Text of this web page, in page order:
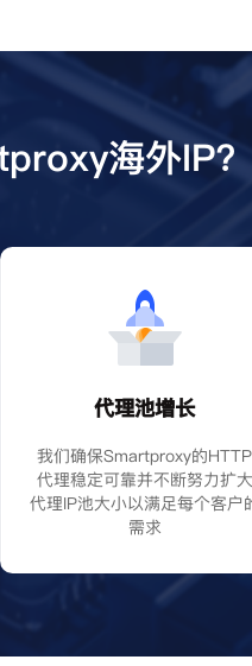
海外IP？
代理池增长
我们确保Smartproxy的HTTP
代理稳定可靠并不断努力扩大
代理IP池大小以满足每个客户
需求